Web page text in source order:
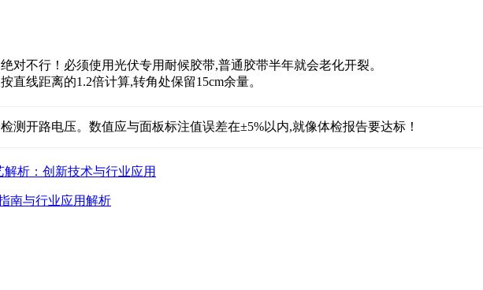
对不行！必须使用光伏专用耐候胶带,普通胶带半年就会老化开裂。
直线距离的1.2倍计算,转角处保留15cm余量。
测开路电压。数值应与面板标注值误差在±5%以内,就像体检报告要达标！
析：创新技术与行业应用
南与行业应用解析